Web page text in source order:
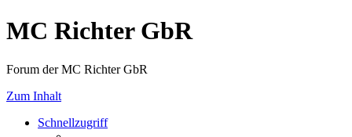
MC Richter GbR
Forum der MC Richter GbR
Zum Inhalt
Schnellzugriff